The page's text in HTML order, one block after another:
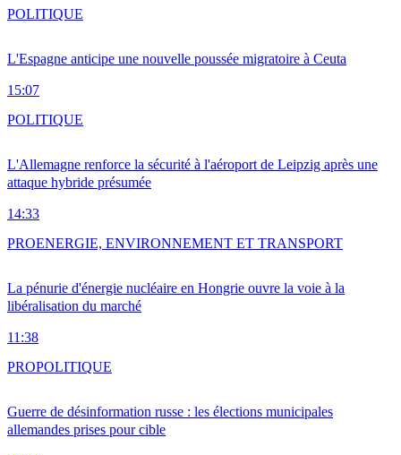
L'Espagne anticipe une nouvelle poussée migratoire à Ceuta
15:07
POLITIQUE
L'Allemagne renforce la sécurité à l'aéroport de Leipzig après une
attaque hybride présumée
14:33
POLITIQUE
La pénurie d'énergie nucléaire en Hongrie ouvre la voie à la
libéralisation du marché
11:38
PROENERGIE, ENVIRONNEMENT ET TRANSPORT
Guerre de désinformation russe : les élections municipales
allemandes prises pour cible
PROPOLITIQUE